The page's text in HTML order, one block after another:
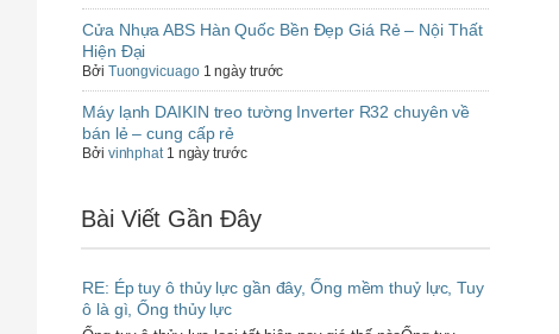
Cửa Nhựa ABS Hàn Quốc Bền Đẹp Giá Rẻ – Nội Thất
Hiện Đại
Bởi Tuongvicuago 1 ngày trước
Máy lạnh DAIKIN treo tường Inverter R32 chuyên về
bán lẻ – cung cấp rẻ
Bởi vinhphat 1 ngày trước
Bài Viết Gần Đây
RE: Ép tuy ô thủy lực gần đây, Ống mềm thuỷ lực, Tuy
ô là gì, Ống thủy lực